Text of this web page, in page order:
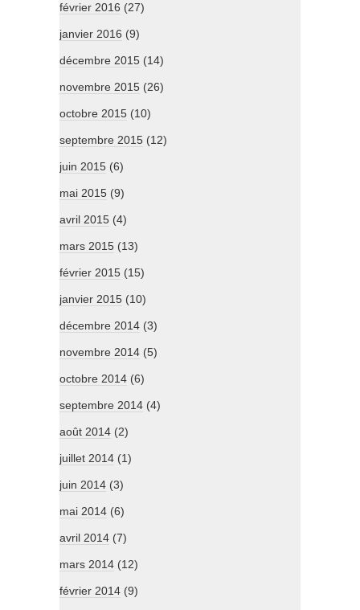
février 2016 (27)
janvier 2016 (9)
décembre 2015 (14)
novembre 2015 (26)
octobre 2015 (10)
septembre 2015 (12)
juin 2015 (6)
mai 2015 (9)
avril 2015 (4)
mars 2015 (13)
février 2015 (15)
janvier 2015 (10)
décembre 2014 (3)
novembre 2014 (5)
octobre 2014 (6)
septembre 2014 (4)
août 2014 (2)
juillet 2014 (1)
juin 2014 (3)
mai 2014 (6)
avril 2014 (7)
mars 2014 (12)
février 2014 (9)